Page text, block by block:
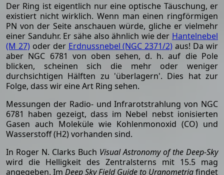
Der Ring ist eigentlich nur eine optische Täuschung, er
existiert nicht wirklich. Wenn man einen ringförmigen
PN von der Seite anschauen würde, gliche er vielmehr
einer Sanduhr. Er sähe also ähnlich wie der Hantelnebel
(M 27) oder der Erdnussnebel (NGC 2371/2) aus! Da wir
aber NGC 6781 von oben sehen, d. h. auf die Pole
blicken, scheinen sich die mehr oder weniger
durchsichtigen Hälften zu 'überlagern'. Dies hat zur
Folge, dass wir eine Art Ring sehen.
Messungen der Radio- und Infrarotstrahlung von NGC
6781 haben gezeigt, dass im Nebel nebst ionisierten
Gasen auch Moleküle wie Kohlenmonoxid (CO) und
Wasserstoff (H2) vorhanden sind.
In Roger N. Clarks Buch Visual Astronomy of the Deep-Sky
wird die Helligkeit des Zentralsterns mit 15.5 mag
angegeben. Im Deep Sky Field Guide to Uranometriafindet